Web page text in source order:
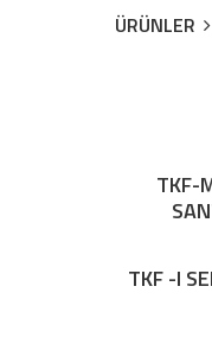
ÜRÜNLER
TKF-
TKF -I